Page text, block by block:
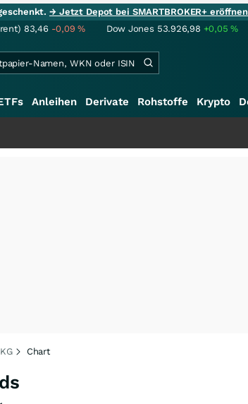
→ Jetzt Depot bei SMARTBROKER+
83,46 -0,09% Dow Jones 53.926,98 +0,05%
Anleihen Derivate Rohstoffe Krypto
Chart